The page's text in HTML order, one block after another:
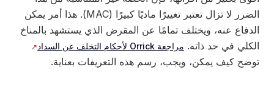
الضرر لا تزال تعتبر تغييرًا ماديًا كبيرًا (MAC). هذا أمر يمكن
الدفاع عنه، ويختلف تمامًا عن المقرض الذي يستشهد بالمناخ
الكلي في حد ذاته. مراجعة Orrick لأحكام التخلف عن السداد
توضح كيف يمكن، ويجب، رسم هذه التعريفات بعناية.